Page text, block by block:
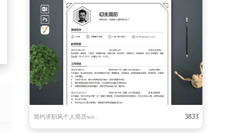
简约求职风个人简历wo... 3833